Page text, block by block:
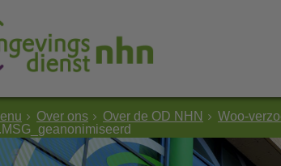
Over ons Over de OD NHN Woo-